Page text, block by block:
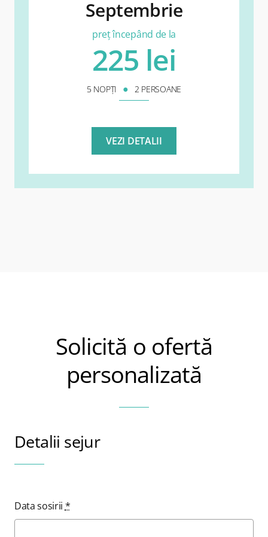
Septembrie
preț începând de la
225 lei
5 NOPȚI ● 2 PERSOANE
VEZI DETALII
Solicită o ofertă
personalizată
Detalii sejur
Data sosirii*